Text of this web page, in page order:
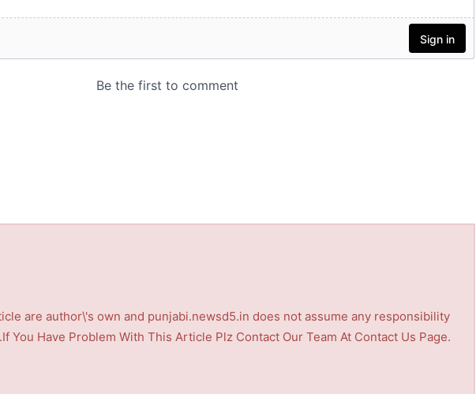
are author\'s own and punjabi.newsd5.in does not assume any responsibility
You Have Problem With This Article Plz Contact Our Team At Contact Us Page.